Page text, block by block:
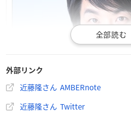
外部リンク
近藤隆さん AMBERnote
近藤隆さん Twitter